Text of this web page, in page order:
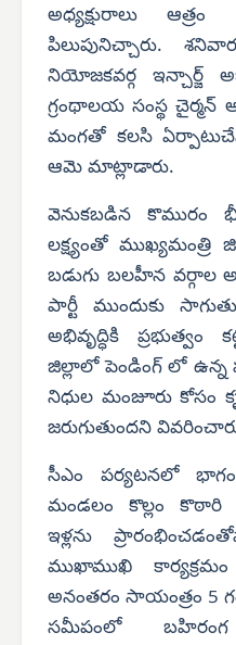
అధ్యక్షురాలు ఆత్రం
పిలుపునిచ్చారు.
నియోజకవర్గ ఇన్చార్జ్
గ్రంథాలయ సంస్థ
మంగతో కలసి
ఆమె మాట్లాడారు.
వెనుకబడిన కొమురం
లక్ష్యంతో ముఖ్యమంత్రి
బడుగు బలహీన వర్గాల
పార్టీ ముందుకు
అభివృద్ధికి ప్రభుత్వం
జిల్లాలో పెండింగ్ లో ఉన్న
నిధుల మంజూరు కోసం
జరుగుతుందని
సీఎం పర్యటనలో
మండలం కొల్లం కొఠారి
ఇళ్లను
ముఖాముఖి
అనంతరం సాయంత్రం 5
సమీపంలో